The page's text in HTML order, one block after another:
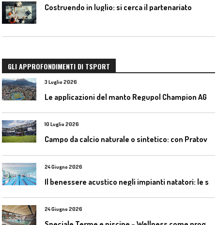
Costruendo in luglio: si cerca il partenariato
GLI APPROFONDIMENTI DI TSPORT
3 Luglio 2026
10 Luglio 2026
24 Giugno 2026
24 Giugno 2026